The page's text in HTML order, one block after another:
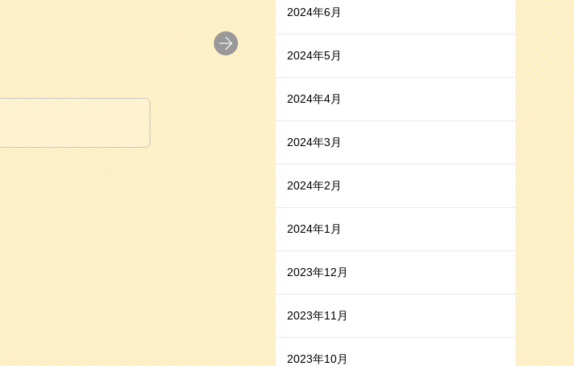
2024年6月
2024年5月
2024年4月
2024年3月
2024年2月
2024年1月
2023年12月
2023年11月
2023年10月